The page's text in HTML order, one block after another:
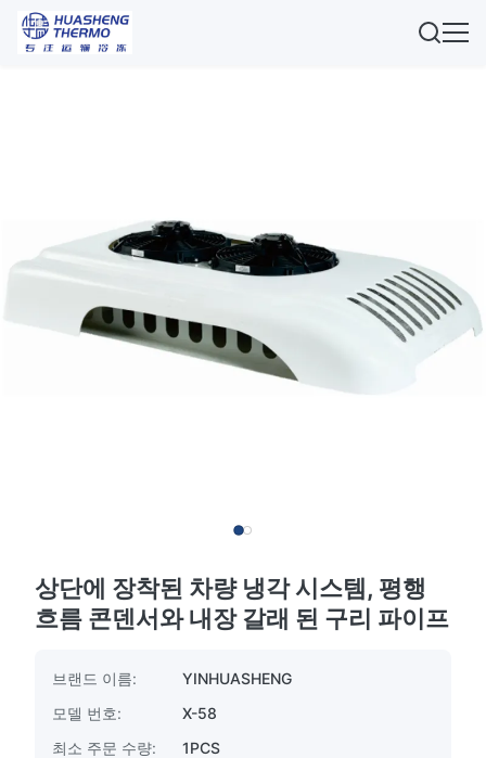
상단에 장착된 차량 냉각 시스템, 평행
흐름 콘덴서와 내장 갈래 된 구리 파이프
브랜드 이름:
YINHUASHENG
모델 번호:
X-58
최소 주문 수량:
1PCS